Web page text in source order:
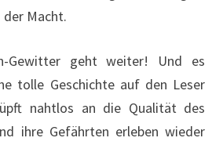
Macht.
Gewitter geht weiter! Und es
tolle Geschichte auf den Leser
nahtlos an die Qualität des
ihre Gefährten erleben wieder